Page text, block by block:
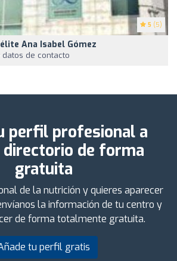
5 (5)
Ana Isabel Gómez
de contacto
perfil profesional a
de forma
gratuita
de la nutrición y quieres aparecer
la información de tu centro y
de forma totalmente gratuita.
tu perfil gratis